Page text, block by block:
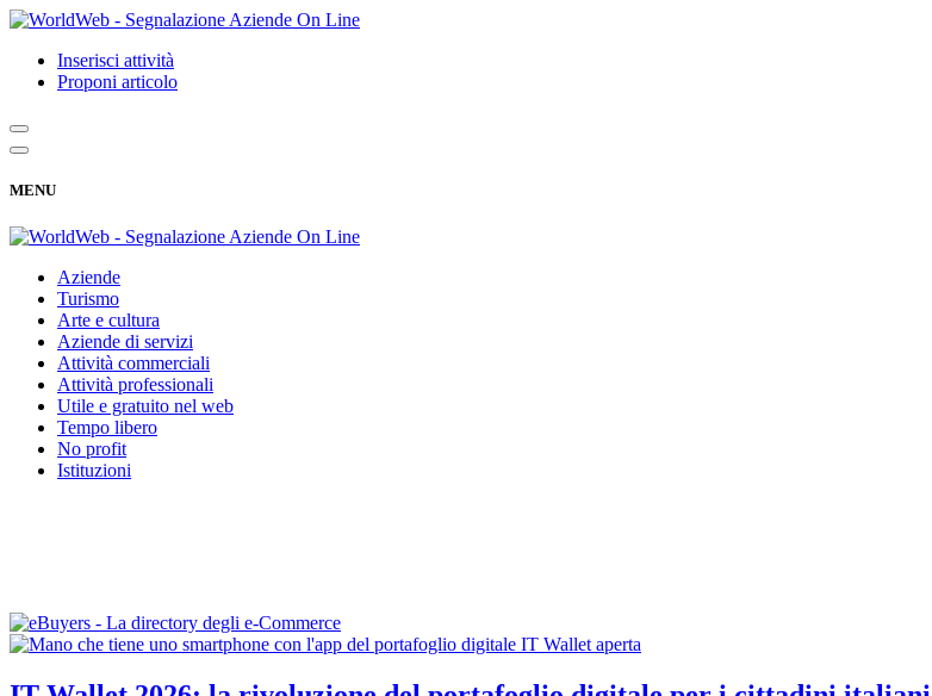
Inserisci attività
Proponi articolo
MENU
Aziende
Turismo
Arte e cultura
Aziende di servizi
Attività commerciali
Attività professionali
Utile e gratuito nel web
Tempo libero
No profit
Istituzioni